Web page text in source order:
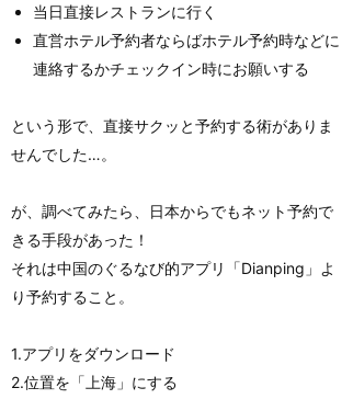
当日直接レストランに行く
直営ホテル予約者ならばホテル予約時などに
連絡するかチェックイン時にお願いする
という形で、直接サクッと予約する術がありま
せんでした…。
が、調べてみたら、日本からでもネット予約で
きる手段があった！
それは中国のぐるなび的アプリ「Dianping」よ
り予約すること。
1.アプリをダウンロード
2.位置を「上海」にする